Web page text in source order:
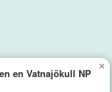
en Vatnajökull NP
×